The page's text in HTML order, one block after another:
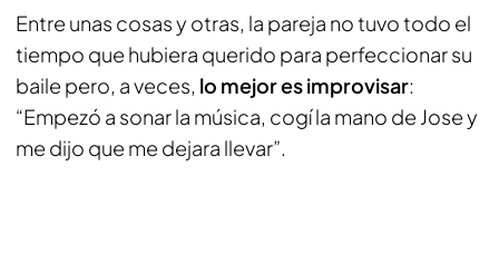
Entre unas cosas y otras, la pareja no tuvo todo el
tiempo que hubiera querido para perfeccionar su
baile pero, a veces, lo mejor es improvisar:
“Empezó a sonar la música, cogí la mano de Jose y
me dijo que me dejara llevar”.